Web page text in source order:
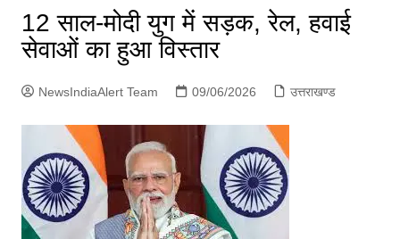
12 साल-मोदी युग में सड़क, रेल, हवाई
सेवाओं का हुआ विस्तार
NewsIndiaAlert Team 09/06/2026 उत्तराखण्ड